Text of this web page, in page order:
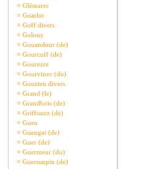
¤ Glémarec
¤ Goarlot
¤ Goff divers
¤ Golouy
¤ Gouandour (de)
¤ Gourcuff (de)
¤ Gourezre
¤ Gourvinec (du)
¤ Gouzien divers
¤ Grand (le)
¤ Grandbois (de)
¤ Griffonez (de)
¤ Guen
¤ Guengat (de)
¤ Guer (de)
¤ Guermeur (du)
¤ Guernarpin (de)